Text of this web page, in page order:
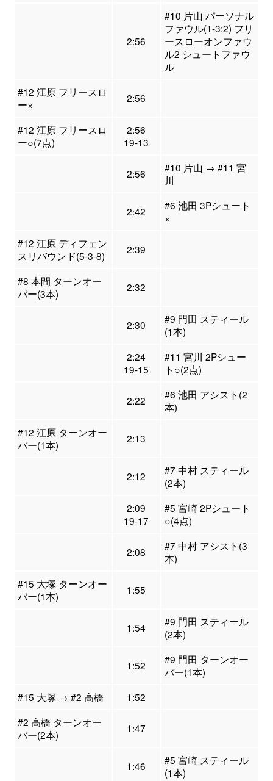
2:56
#10 片山 パーソナル
ファウル(1-3:2) フリ
ースローオンファウ
ル2 シュートファウ
ル
#12 江原 フリースロ
ー×
2:56
#12 江原 フリースロ
ー○(7点)
2:56
19-13
2:56
#10 片山 → #11 宮
川
2:42
#6 池田 3Pシュート
×
#12 江原 ディフェン
スリバウンド(5-3-8)
2:39
#8 本間 ターンオー
バー(3本)
2:32
2:30
#9 門田 スティール
(1本)
2:24
19-15
#11 宮川 2Pシュー
ト○(2点)
2:22
#6 池田 アシスト(2
本)
#12 江原 ターンオー
バー(1本)
2:13
2:12
#7 中村 スティール
(2本)
2:09
19-17
#5 宮崎 2Pシュート
○(4点)
2:08
#7 中村 アシスト(3
本)
#15 大塚 ターンオー
バー(1本)
1:55
1:54
#9 門田 スティール
(2本)
1:52
#9 門田 ターンオー
バー(1本)
#15 大塚 → #2 高橋
1:52
#2 高橋 ターンオー
バー(2本)
1:47
1:46
#5 宮崎 スティール
(1本)